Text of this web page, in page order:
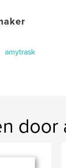
amytrask
door